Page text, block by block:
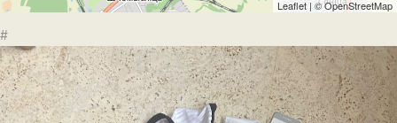
Leaflet | ©OpenStreetMap
#